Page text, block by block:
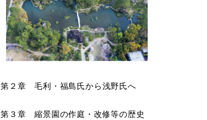
第２章 毛利・福島氏から浅野氏へ
第３章 縮景園の作庭・改修等の歴史